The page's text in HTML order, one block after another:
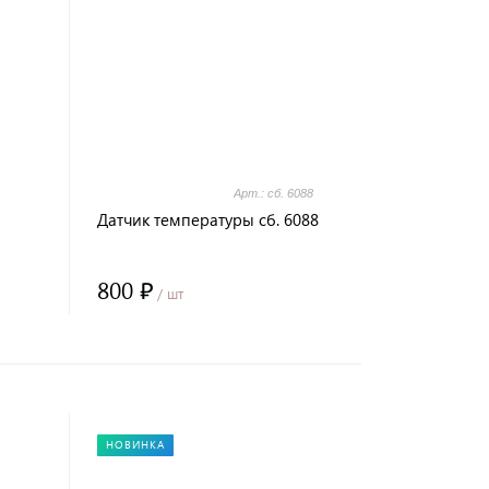
Арт.: сб. 6088
Датчик температуры сб. 6088
800 ₽ / шт
НОВИНКА